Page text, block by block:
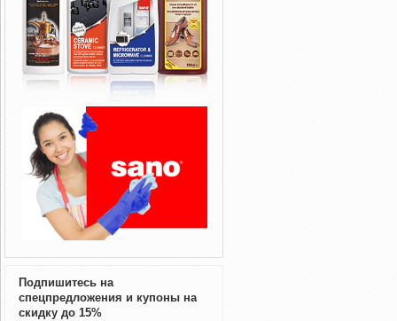
Подпишитесь на
спецпредложения и купоны на
скидку до 15%